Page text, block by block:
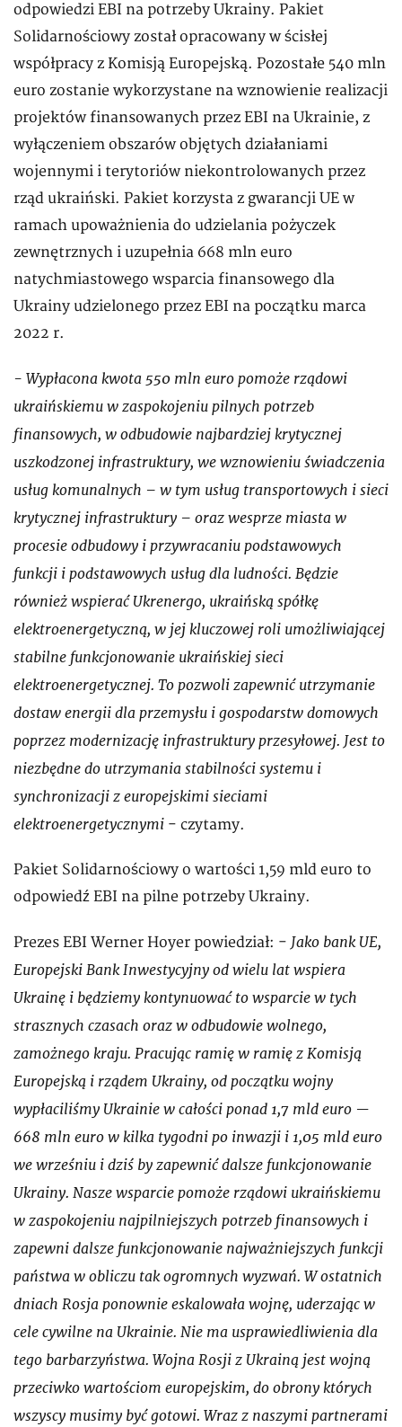
odpowiedzi EBI na potrzeby Ukrainy. Pakiet
Solidarnościowy został opracowany w ścisłej
współpracy z Komisją Europejską. Pozostałe 540 mln
euro zostanie wykorzystane na wznowienie realizacji
projektów finansowanych przez EBI na Ukrainie, z
wyłączeniem obszarów objętych działaniami
wojennymi i terytoriów niekontrolowanych przez
rząd ukraiński. Pakiet korzysta z gwarancji UE w
ramach upoważnienia do udzielania pożyczek
zewnętrznych i uzupełnia 668 mln euro
natychmiastowego wsparcia finansowego dla
Ukrainy udzielonego przez EBI na początku marca
2022 r.
- Wypłacona kwota 550 mln euro pomoże rządowi
ukraińskiemu w zaspokojeniu pilnych potrzeb
finansowych, w odbudowie najbardziej krytycznej
uszkodzonej infrastruktury, we wznowieniu świadczenia
usług komunalnych – w tym usług transportowych i sieci
krytycznej infrastruktury – oraz wesprze miasta w
procesie odbudowy i przywracaniu podstawowych
funkcji i podstawowych usług dla ludności. Będzie
również wspierać Ukrenergo, ukraińską spółkę
elektroenergetyczną, w jej kluczowej roli umożliwiającej
stabilne funkcjonowanie ukraińskiej sieci
elektroenergetycznej. To pozwoli zapewnić utrzymanie
dostaw energii dla przemysłu i gospodarstw domowych
poprzez modernizację infrastruktury przesyłowej. Jest to
niezbędne do utrzymania stabilności systemu i
synchronizacji z europejskimi sieciami
elektroenergetycznymi - czytamy.
Pakiet Solidarnościowy o wartości 1,59 mld euro to
odpowiedź EBI na pilne potrzeby Ukrainy.
Prezes EBI Werner Hoyer powiedział: - Jako bank UE,
Europejski Bank Inwestycyjny od wielu lat wspiera
Ukrainę i będziemy kontynuować to wsparcie w tych
strasznych czasach oraz w odbudowie wolnego,
zamożnego kraju. Pracując ramię w ramię z Komisją
Europejską i rządem Ukrainy, od początku wojny
wypłaciliśmy Ukrainie w całości ponad 1,7 mld euro —
668 mln euro w kilka tygodni po inwazji i 1,05 mld euro
we wrześniu i dziś by zapewnić dalsze funkcjonowanie
Ukrainy. Nasze wsparcie pomoże rządowi ukraińskiemu
w zaspokojeniu najpilniejszych potrzeb finansowych i
zapewni dalsze funkcjonowanie najważniejszych funkcji
państwa w obliczu tak ogromnych wyzwań. W ostatnich
dniach Rosja ponownie eskalowała wojnę, uderzając w
cele cywilne na Ukrainie. Nie ma usprawiedliwienia dla
tego barbarzyństwa. Wojna Rosji z Ukrainą jest wojną
przeciwko wartościom europejskim, do obrony których
wszyscy musimy być gotowi. Wraz z naszymi partnerami